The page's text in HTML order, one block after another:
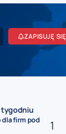
ZAPISUJĘ SIĘ
tygodniu
firm pod